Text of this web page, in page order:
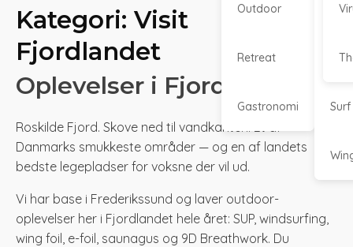
Surf
Outdoor
Retreat
Gastronomi
Kategori: Visit
Fjordlandet
Oplevelser i Fjordlandet
Roskilde Fjord. Skove ned til vandkanten. Et af
Danmarks smukkeste områder — og en af landets
bedste legepladser for voksne der vil ud.
Vi har base i Frederikssund og laver outdoor-
oplevelser her i Fjordlandet hele året: SUP, windsurfing,
wing foil, e-foil, saunagus og 9D Breathwork. Du